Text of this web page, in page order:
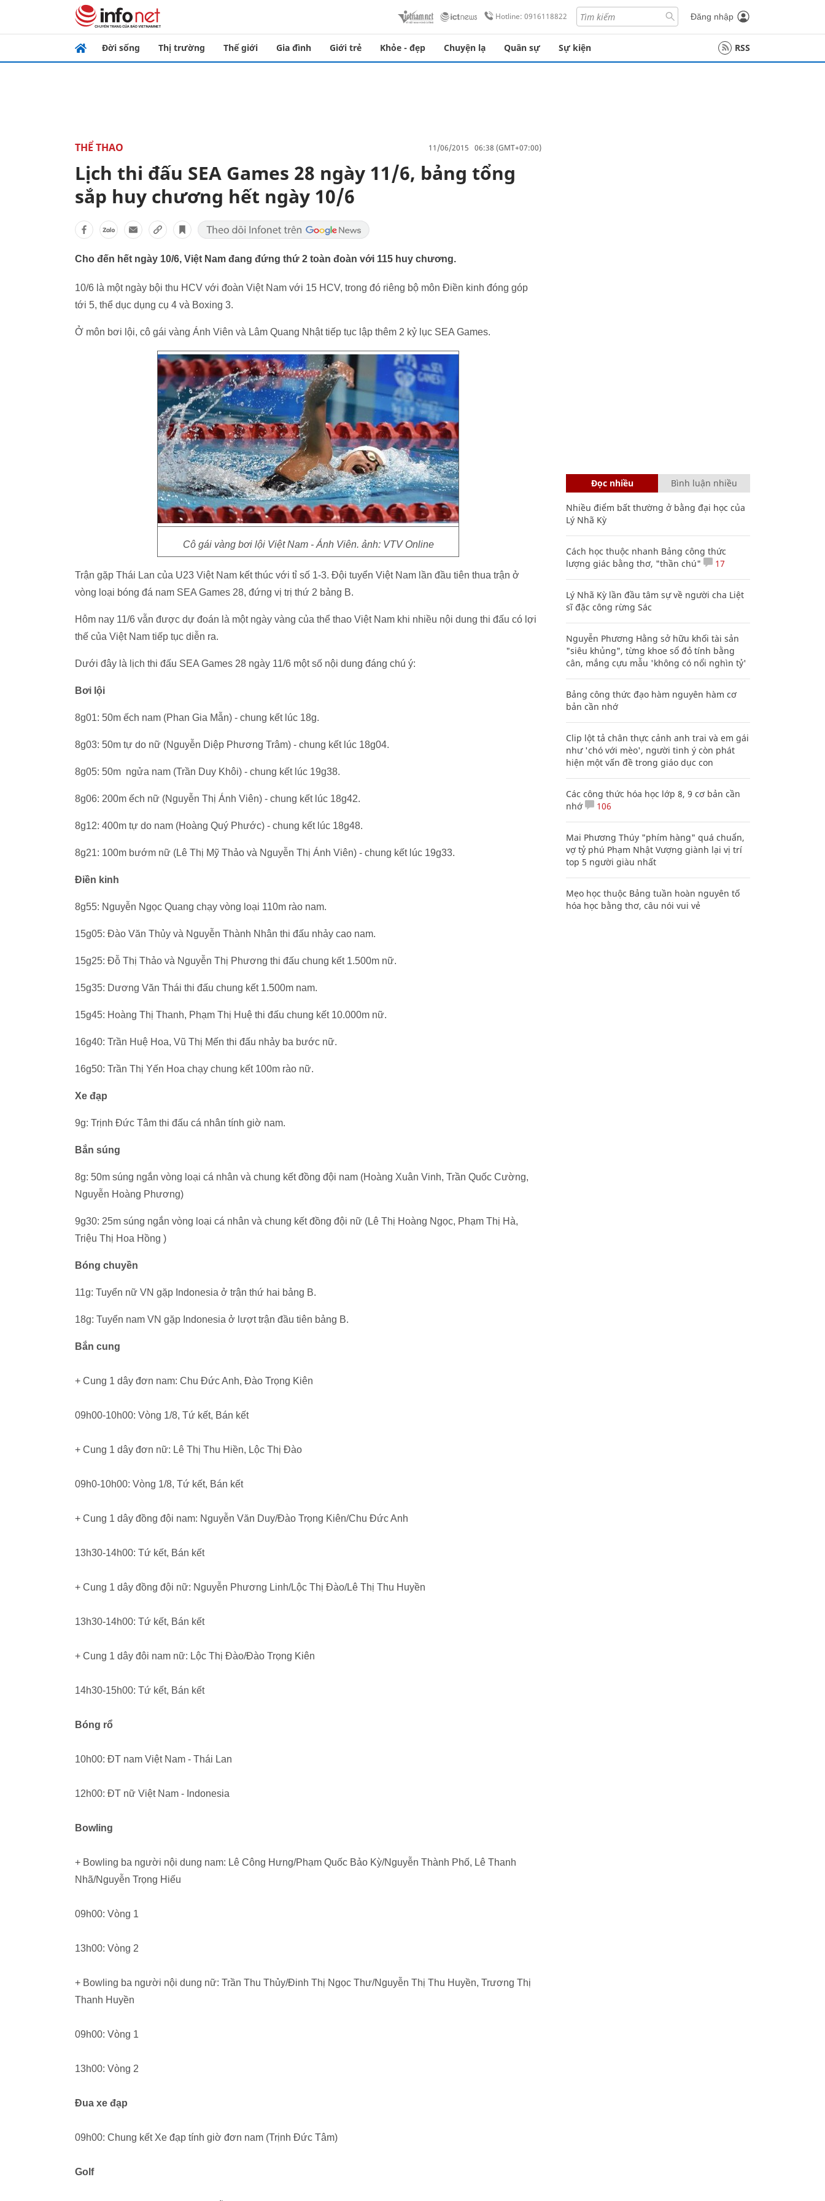
Hotline: 0916118822 Đăng nhập
Đời sống Thị trường Thế giới Gia đình Giới trẻ Khỏe - đẹp Chuyện lạ Quân sự Sự kiện RSS
THỂ THAO 11/06/2015 06:38 (GMT+07:00)
Lịch thi đấu SEA Games 28 ngày 11/6, bảng tổng
sắp huy chương hết ngày 10/6
Cho đến hết ngày 10/6, Việt Nam đang đứng thứ 2 toàn đoàn với 115 huy chương.
10/6 là một ngày bội thu HCV với đoàn Việt Nam với 15 HCV, trong đó riêng bộ môn Điền kinh đóng góp
tới 5, thể dục dụng cụ 4 và Boxing 3.
Ở môn bơi lội, cô gái vàng Ánh Viên và Lâm Quang Nhật tiếp tục lập thêm 2 kỷ lục SEA Games.
Cô gái vàng bơi lội Việt Nam - Ánh Viên. ảnh: VTV Online
Trận gặp Thái Lan của U23 Việt Nam kết thúc với tỉ số 1-3. Đội tuyển Việt Nam lần đầu tiên thua trận ở
vòng loại bóng đá nam SEA Games 28, đứng vị trị thứ 2 bảng B.
Hôm nay 11/6 vẫn được dự đoán là một ngày vàng của thể thao Việt Nam khi nhiều nội dung thi đấu có lợi
thế của Việt Nam tiếp tục diễn ra.
Dưới đây là lịch thi đấu SEA Games 28 ngày 11/6 một số nội dung đáng chú ý:
Bơi lội
8g01: 50m ếch nam (Phan Gia Mẫn) - chung kết lúc 18g.
8g03: 50m tự do nữ (Nguyễn Diệp Phương Trâm) - chung kết lúc 18g04.
8g05: 50m ngửa nam (Trần Duy Khôi) - chung kết lúc 19g38.
8g06: 200m ếch nữ (Nguyễn Thị Ánh Viên) - chung kết lúc 18g42.
8g12: 400m tự do nam (Hoàng Quý Phước) - chung kết lúc 18g48.
8g21: 100m bướm nữ (Lê Thị Mỹ Thảo và Nguyễn Thị Ánh Viên) - chung kết lúc 19g33.
Điền kinh
8g55: Nguyễn Ngọc Quang chạy vòng loại 110m rào nam.
15g05: Đào Văn Thủy và Nguyễn Thành Nhân thi đấu nhảy cao nam.
15g25: Đỗ Thị Thảo và Nguyễn Thị Phương thi đấu chung kết 1.500m nữ.
15g35: Dương Văn Thái thi đấu chung kết 1.500m nam.
15g45: Hoàng Thị Thanh, Phạm Thị Huệ thi đấu chung kết 10.000m nữ.
16g40: Trần Huệ Hoa, Vũ Thị Mến thi đấu nhảy ba bước nữ.
16g50: Trần Thị Yến Hoa chạy chung kết 100m rào nữ.
Xe đạp
9g: Trịnh Đức Tâm thi đấu cá nhân tính giờ nam.
Bắn súng
8g: 50m súng ngắn vòng loại cá nhân và chung kết đồng đội nam (Hoàng Xuân Vinh, Trần Quốc Cường,
Nguyễn Hoàng Phương)
9g30: 25m súng ngắn vòng loại cá nhân và chung kết đồng đội nữ (Lê Thị Hoàng Ngọc, Phạm Thị Hà,
Triệu Thị Hoa Hồng )
Bóng chuyền
11g: Tuyển nữ VN gặp Indonesia ở trận thứ hai bảng B.
18g: Tuyển nam VN gặp Indonesia ở lượt trận đầu tiên bảng B.
Bắn cung
+ Cung 1 dây đơn nam: Chu Đức Anh, Đào Trọng Kiên
09h00-10h00: Vòng 1/8, Tứ kết, Bán kết
+ Cung 1 dây đơn nữ: Lê Thị Thu Hiền, Lộc Thị Đào
09h0-10h00: Vòng 1/8, Tứ kết, Bán kết
+ Cung 1 dây đồng đội nam: Nguyễn Văn Duy/Đào Trọng Kiên/Chu Đức Anh
13h30-14h00: Tứ kết, Bán kết
+ Cung 1 dây đồng đội nữ: Nguyễn Phương Linh/Lộc Thị Đào/Lê Thị Thu Huyền
13h30-14h00: Tứ kết, Bán kết
+ Cung 1 dây đôi nam nữ: Lộc Thị Đào/Đào Trọng Kiên
14h30-15h00: Tứ kết, Bán kết
Bóng rổ
10h00: ĐT nam Việt Nam - Thái Lan
12h00: ĐT nữ Việt Nam - Indonesia
Bowling
+ Bowling ba người nội dung nam: Lê Công Hưng/Phạm Quốc Bảo Kỳ/Nguyễn Thành Phố, Lê Thanh
Nhã/Nguyễn Trọng Hiếu
09h00: Vòng 1
13h00: Vòng 2
+ Bowling ba người nội dung nữ: Trần Thu Thủy/Đinh Thị Ngọc Thư/Nguyễn Thị Thu Huyền, Trương Thị
Thanh Huyền
09h00: Vòng 1
13h00: Vòng 2
Đua xe đạp
09h00: Chung kết Xe đạp tính giờ đơn nam (Trịnh Đức Tâm)
Golf
Đọc nhiều Bình luận nhiều
Nhiều điểm bất thường ở bằng đại học của
Lý Nhã Kỳ
Cách học thuộc nhanh Bảng công thức
lượng giác bằng thơ, "thần chú"
17
Lý Nhã Kỳ lần đầu tâm sự về người cha Liệt
sĩ đặc công rừng Sác
Nguyễn Phương Hằng sở hữu khối tài sản
"siêu khủng", từng khoe sổ đỏ tính bằng
cân, mắng cựu mẫu 'không có nổi nghìn tỷ'
Bảng công thức đạo hàm nguyên hàm cơ
bản cần nhớ
Clip lột tả chân thực cảnh anh trai và em gái
như 'chó với mèo', người tinh ý còn phát
hiện một vấn đề trong giáo dục con
Các công thức hóa học lớp 8, 9 cơ bản cần
nhớ
106
Mai Phương Thúy "phím hàng" quá chuẩn,
vợ tỷ phú Phạm Nhật Vượng giành lại vị trí
top 5 người giàu nhất
Mẹo học thuộc Bảng tuần hoàn nguyên tố
hóa học bằng thơ, câu nói vui vẻ